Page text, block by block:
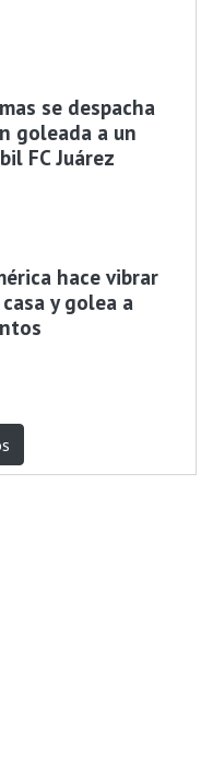
se despacha
goleada a un
FC Juárez
hace vibrar
y golea a